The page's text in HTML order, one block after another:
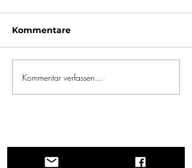
Kommentare
Kommentar verfassen...